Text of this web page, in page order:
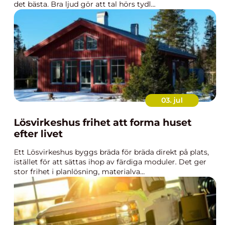
det bästa. Bra ljud gör att tal hörs tydl...
03. jul
Lösvirkeshus frihet att forma huset
efter livet
Ett Lösvirkeshus byggs bräda för bräda direkt på plats,
istället för att sättas ihop av färdiga moduler. Det ger
stor frihet i planlösning, materialva...